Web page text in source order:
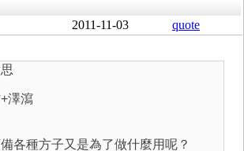
2011-11-03 quote
澤瀉
各種方子又是為了做什麼用呢？